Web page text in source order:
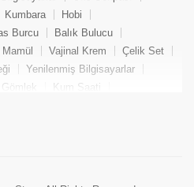
Kumbara
Hobi
Burcu
Balık Bulucu
Vajinal Krem
Çelik Set
Yenilenmiş Bilgisayarlar
Kum Saati